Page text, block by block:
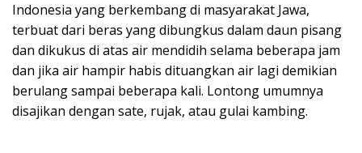
Indonesia yang berkembang di masyarakat Jawa,
terbuat dari beras yang dibungkus dalam daun pisang
dan dikukus di atas air mendidih selama beberapa jam
dan jika air hampir habis dituangkan air lagi demikian
berulang sampai beberapa kali. Lontong umumnya
disajikan dengan sate, rujak, atau gulai kambing.